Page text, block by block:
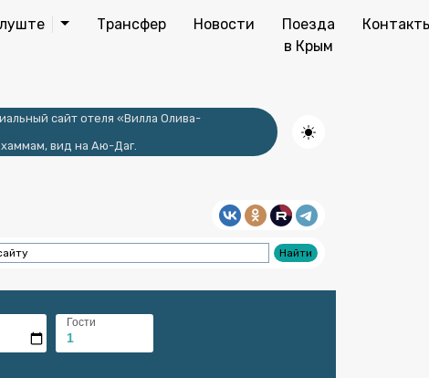
Трансфер Новости
Поезда
в Крым
сайт отеля «Вилла Олива-
вид на Аю-Даг.
Гости